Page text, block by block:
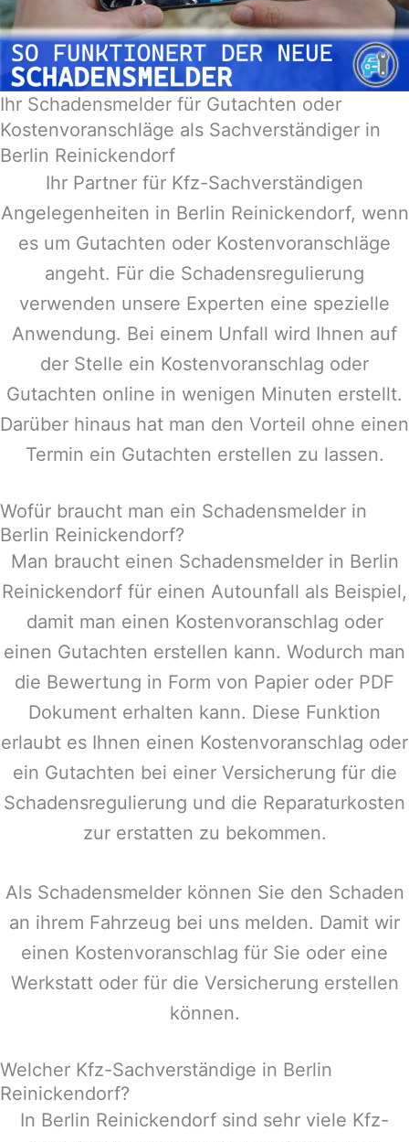
Ihr Schadensmelder für Gutachten oder
Kostenvoranschläge als Sachverständiger in
Berlin Reinickendorf
Ihr Partner für Kfz-Sachverständigen
Angelegenheiten in Berlin Reinickendorf, wenn
es um Gutachten oder Kostenvoranschläge
angeht. Für die Schadensregulierung
verwenden unsere Experten eine spezielle
Anwendung. Bei einem Unfall wird Ihnen auf
der Stelle ein Kostenvoranschlag oder
Gutachten online in wenigen Minuten erstellt.
Darüber hinaus hat man den Vorteil ohne einen
Termin ein Gutachten erstellen zu lassen.
Wofür braucht man ein Schadensmelder in
Berlin Reinickendorf?
Man braucht einen Schadensmelder in Berlin
Reinickendorf für einen Autounfall als Beispiel,
damit man einen Kostenvoranschlag oder
einen Gutachten erstellen kann. Wodurch man
die Bewertung in Form von Papier oder PDF
Dokument erhalten kann. Diese Funktion
erlaubt es Ihnen einen Kostenvoranschlag oder
ein Gutachten bei einer Versicherung für die
Schadensregulierung und die Reparaturkosten
zur erstatten zu bekommen.
Als Schadensmelder können Sie den Schaden
an ihrem Fahrzeug bei uns melden. Damit wir
einen Kostenvoranschlag für Sie oder eine
Werkstatt oder für die Versicherung erstellen
können.
Welcher Kfz-Sachverständige in Berlin
Reinickendorf?
In Berlin Reinickendorf sind sehr viele Kfz-